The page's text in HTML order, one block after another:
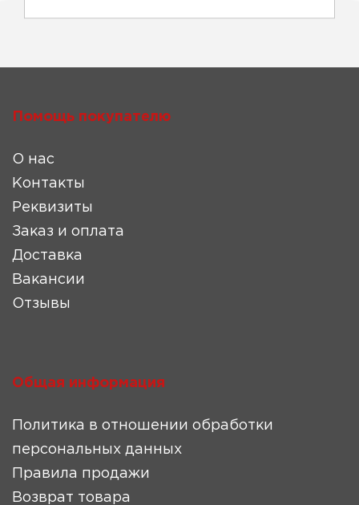
Помощь покупателю
О нас
Контакты
Реквизиты
Заказ и оплата
Доставка
Вакансии
Отзывы
Общая информация
Политика в отношении обработки
персональных данных
Правила продажи
Возврат товара